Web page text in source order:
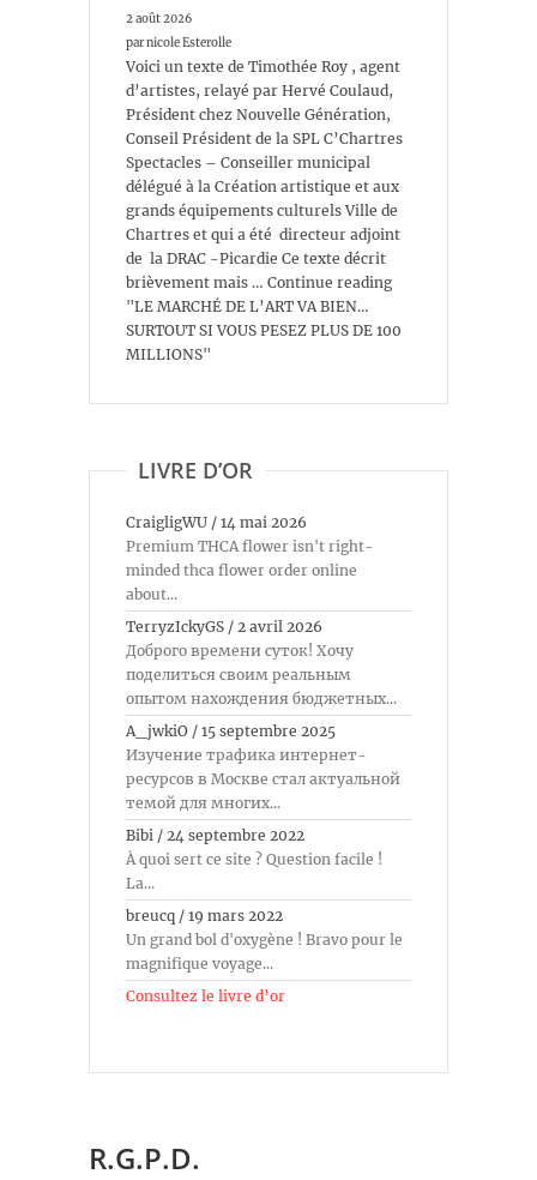
2 août 2026
par nicole Esterolle
Voici un texte de Timothée Roy , agent
d’artistes, relayé par Hervé Coulaud,
Président chez Nouvelle Génération,
Conseil Président de la SPL C’Chartres
Spectacles – Conseiller municipal
délégué à la Création artistique et aux
grands équipements culturels Ville de
Chartres et qui a été directeur adjoint
de la DRAC -Picardie Ce texte décrit
brièvement mais … Continue reading
"LE MARCHÉ DE L’ART VA BIEN…
SURTOUT SI VOUS PESEZ PLUS DE 100
MILLIONS"
LIVRE D’OR
CraigligWU / 14 mai 2026
Premium THCA flower isn't right-
minded thca flower order online
about...
TerryzIckyGS / 2 avril 2026
Доброго времени суток! Хочу
поделиться своим реальным
опытом нахождения бюджетных...
A_jwkiO / 15 septembre 2025
Изучение трафика интернет-
ресурсов в Москве стал актуальной
темой для многих...
Bibi / 24 septembre 2022
À quoi sert ce site ? Question facile !
La...
breucq / 19 mars 2022
Un grand bol d'oxygène ! Bravo pour le
magnifique voyage...
Consultez le livre d’or
R.G.P.D.